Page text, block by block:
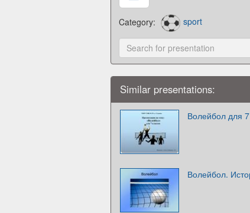
Category: sport
Similar presentations:
Волейбол для
Волейбол.